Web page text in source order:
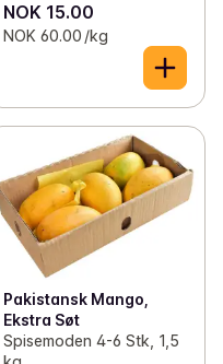
NOK 15.00
NOK 60.00 /kg
Pakistansk Mango,
Ekstra Søt
Spisemoden 4-6 Stk, 1,5